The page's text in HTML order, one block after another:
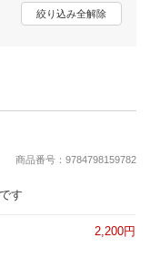
画配信ガイド
楽
絞り込み全解除
商品番号：9784798159782
す
2,200円